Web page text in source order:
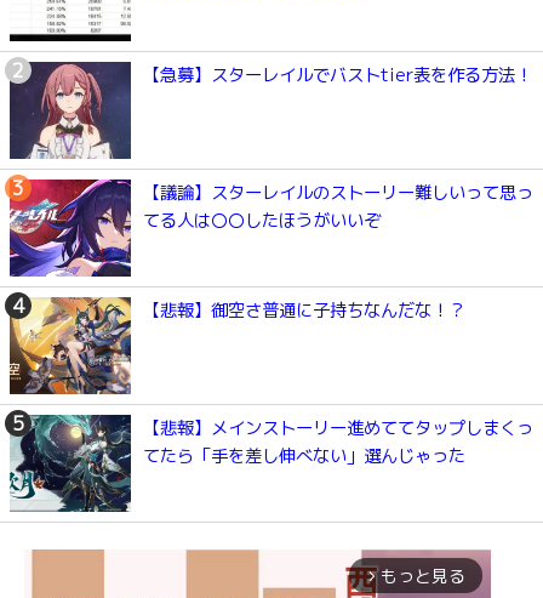
【急募】スターレイルでバストtier表を作る方法！
【議論】スターレイルのストーリー難しいって思っ
てる人は〇〇したほうがいいぞ
【悲報】御空さ普通に子持ちなんだな！？
【悲報】メインストーリー進めててタップしまくっ
てたら「手を差し伸べない」選んじゃった
arrow_forward_ios もっと見る